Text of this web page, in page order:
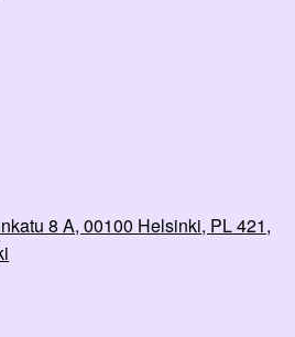
8 A, 00100 Helsinki, PL 421,